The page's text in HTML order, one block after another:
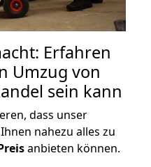
Erfahren
Umzug von
sein kann
dass unser
nahezu alles zu
anbieten können.